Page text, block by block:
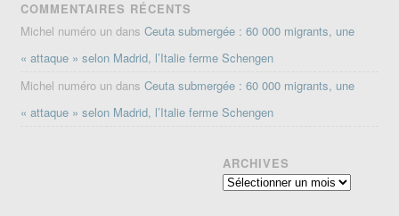
COMMENTAIRES RÉCENTS
Michel numéro un dansCeuta submergée : 60 000 migrants, une
« attaque » selon Madrid, l’Italie ferme Schengen
Michel numéro un dansCeuta submergée : 60 000 migrants, une
« attaque » selon Madrid, l’Italie ferme Schengen
ARCHIVES
Archives